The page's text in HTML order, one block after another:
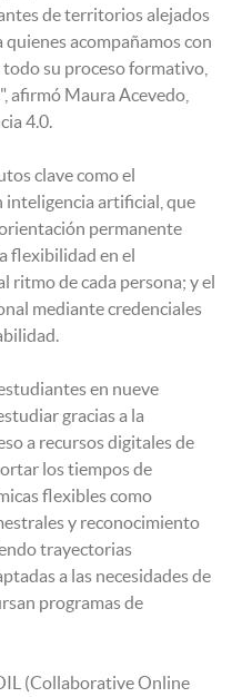
de territorios alejados
acompañamos con
todo su proceso formativo,
afirmó Maura Acevedo,
4.0.
clave como el
artificial, que
permanente
flexibilidad en el
ritmo de cada persona; y el
mediante credenciales
en nueve
gracias a la
a recursos digitales de
los tiempos de
flexibles como
y reconocimiento
trayectorias
a las necesidades de
programas de
(Collaborative Online